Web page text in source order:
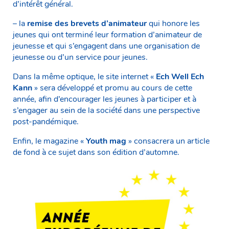
d’intérêt général.
– la remise des brevets d’animateurqui honore les
jeunes qui ont terminé leur formation d’animateur de
jeunesse et qui s’engagent dans une organisation de
jeunesse ou d’un service pour jeunes.
Dans la même optique, le site internet « Ech Well Ech
Kann » sera développé et promu au cours de cette
année, afin d’encourager les jeunes à participer et à
s’engager au sein de la société dans une perspective
post-pandémique.
Enfin, le magazine «Youth mag » consacrera un article
de fond à ce sujet dans son édition d’automne.